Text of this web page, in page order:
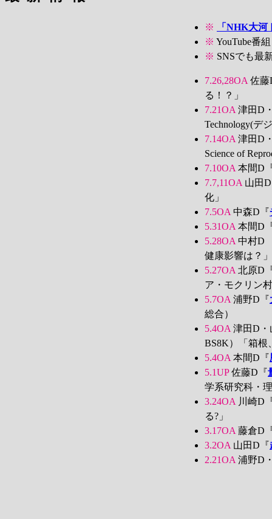
※
「NHK大
※ YouTube番
※ SNSでも最
7.26,28OA 佐藤
る！？」
7.21OA 津田D
Technology(デ
7.14OA 津田D
Science of
7.10OA 本間D
7.7,11OA 山田
化」
7.5OA 中森D『
5.31OA 本間D
5.28OA 中村D
健康影響は？」
5.27OA 北原D
ア・モクリン
5.7OA 浦野D『
総合）
5.4OA 津田D・
BS8K）「箱根
5.4OA 本間D『
5.1UP佐藤D『
学系研究科・
3.24OA 川崎D
る?」
3.17OA 藤倉D
3.2OA 山田D『
2.21OA 浦野D